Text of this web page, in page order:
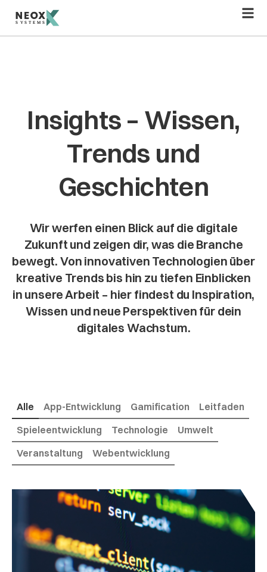
Inhalt
springen
Insights – Wissen,
Trends und
Geschichten
Wir werfen einen Blick auf die digitale
Zukunft und zeigen dir, was die Branche
bewegt. Von innovativen Technologien über
kreative Trends bis hin zu tiefen Einblicken
in unsere Arbeit – hier findest du Inspiration,
Wissen und neue Perspektiven für dein
digitales Wachstum.
App-Entwicklung Gamification
Leitfaden
Spieleentwicklung
Technologie
Umwelt
Veranstaltung
Webentwicklung
Alle